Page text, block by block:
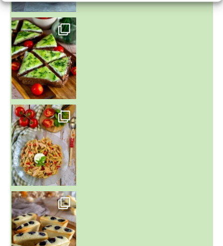
~ SALADE DE PÂTES AUX DEUX TOMATES THON ET BURRA
~ FINANCIERS MYRTILLES ET CITRON ~
Aujourd'hu